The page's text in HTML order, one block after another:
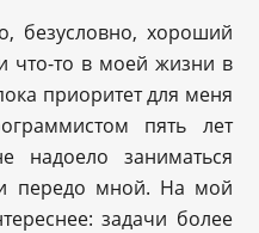
безусловно, хороший
что-то в моей жизни в
приоритет для меня
пять лет
надоело заниматься
передо мной. На мой
задачи более